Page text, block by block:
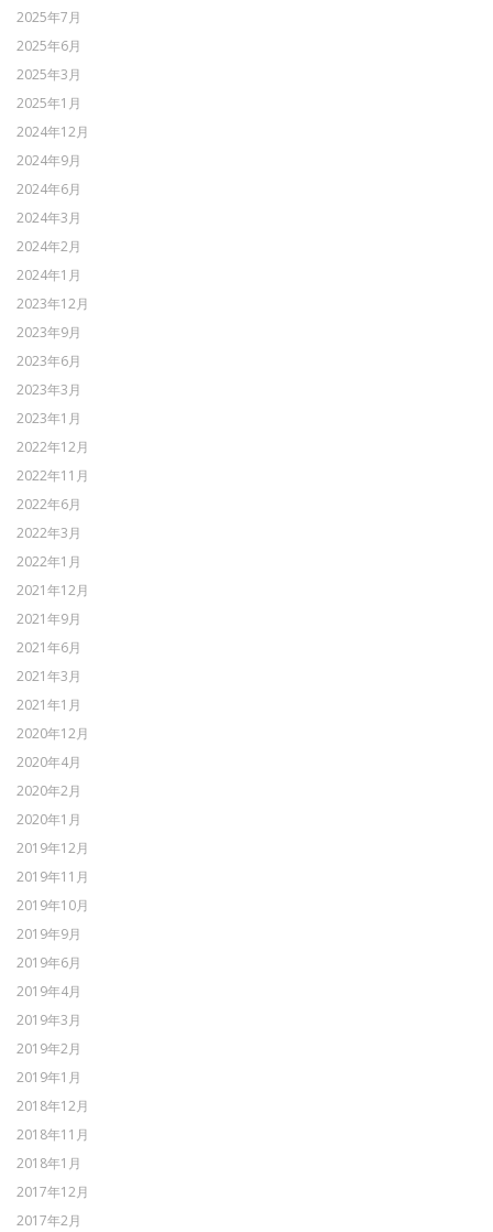
2025年7月
2025年6月
2025年3月
2025年1月
2024年12月
2024年9月
2024年6月
2024年3月
2024年2月
2024年1月
2023年12月
2023年9月
2023年6月
2023年3月
2023年1月
2022年12月
2022年11月
2022年6月
2022年3月
2022年1月
2021年12月
2021年9月
2021年6月
2021年3月
2021年1月
2020年12月
2020年4月
2020年2月
2020年1月
2019年12月
2019年11月
2019年10月
2019年9月
2019年6月
2019年4月
2019年3月
2019年2月
2019年1月
2018年12月
2018年11月
2018年1月
2017年12月
2017年2月